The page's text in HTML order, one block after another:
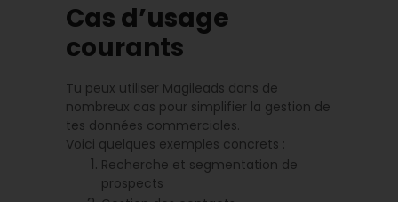
Cas d’usage
courants
Tu peux utiliser Magileads dans de
nombreux cas pour simplifier la gestion de
tes données commerciales.
Voici quelques exemples concrets :
Recherche et segmentation de
prospects